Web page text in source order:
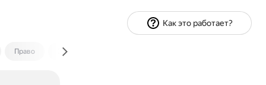
Право Экономика и финансы
Как это работает?